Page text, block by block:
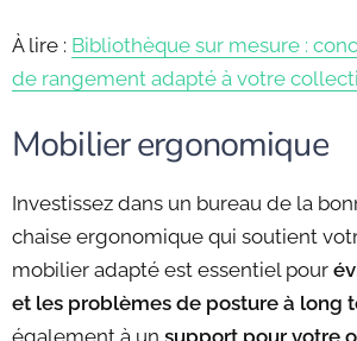
À lire : Bibliothèque sur mesure :
de rangement adapté à votre
Mobilier ergonomique
Investissez dans un bureau de la
chaise ergonomique qui soutient
mobilier adapté est essentiel pour
et les problèmes de posture à long
également à un support pour votre